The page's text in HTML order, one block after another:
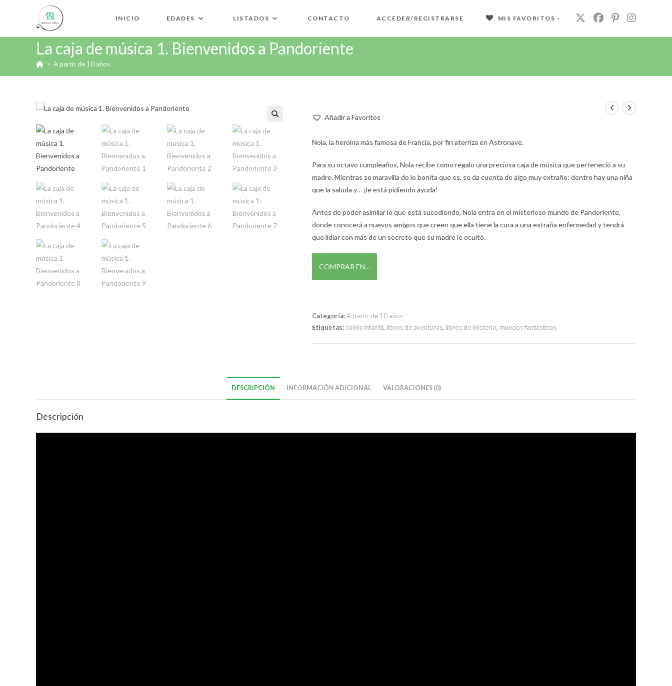
INICIO EDADES LISTADOS CONTACTO ACCEDER/REGISTRARSE MIS FAVORITOS -
La caja de música 1. Bienvenidos a Pandoriente
> A partir de 10 años
Añadir a Favoritos
Nola, la heroína más famosa de Francia, por fin aterriza en Astronave.
Para su octavo cumpleaños, Nola recibe como regalo una preciosa caja de música que perteneció a su
madre. Mientras se maravilla de lo bonita que es, se da cuenta de algo muy extraño: dentro hay una niña
que la saluda y… ¡le está pidiendo ayuda!
Antes de poder asimilar lo que está sucediendo, Nola entra en el misterioso mundo de Pandoriente,
donde conocerá a nuevos amigos que creen que ella tiene la cura a una extraña enfermedad y tendrá
que lidiar con más de un secreto que su madre le ocultó.
COMPRAR EN…
Categoría:A partir de 10 años
Etiquetas: cómic infantil, libros de aventuras, libros de misterio, mundos fantásticos
DESCRIPCIÓN INFORMACIÓN ADICIONAL VALORACIONES (0)
Descripción